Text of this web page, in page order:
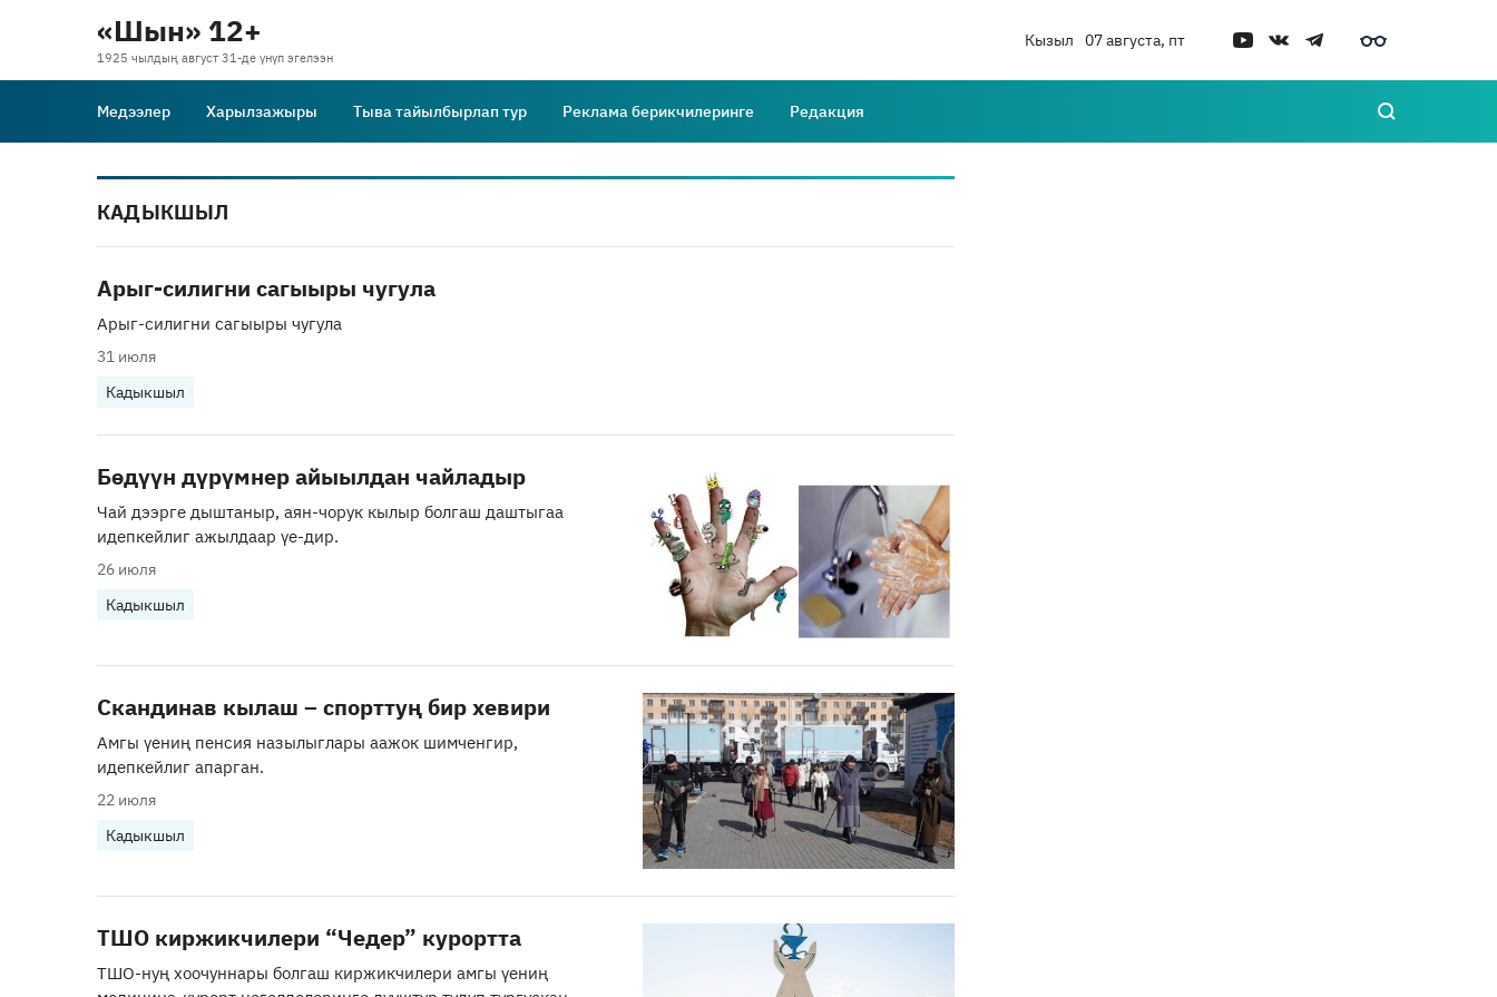
«Шын» 12+
1925 чылдың август 31-де үнүп эгелээн
Кызыл 07 августа, пт
Медээлер Харылзажыры Тыва тайылбырлап тур Реклама берикчилеринге Редакция
КАДЫКШЫЛ
Арыг-силигни сагыыры чугула
Арыг-силигни сагыыры чугула
31 июля
Кадыкшыл
Бөдүүн дүрүмнер айыылдан чайладыр
Чай дээрге дыштаныр, аян-чорук кылыр болгаш даштыгаа
идепкейлиг ажылдаар үе-дир.
26 июля
Кадыкшыл
Скандинав кылаш – спорттуң бир хевири
Амгы үениң пенсия назылыглары аажок шимченгир,
идепкейлиг апарган.
22 июля
Кадыкшыл
ТШО киржикчилери “Чедер” курортта
ТШО-нуң хоочуннары болгаш киржикчилери амгы үениң